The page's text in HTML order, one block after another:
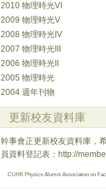
2010 物理時光VI
2009 物理時光V
2008 物理時光IV
2007 物理時光III
2006 物理時光II
2005 物理時光
2004 週年刊物
更新校友資料庫
幹事會正更新校友資料庫，
員資料登記表： http://
CUHK Physics Alumni Association on